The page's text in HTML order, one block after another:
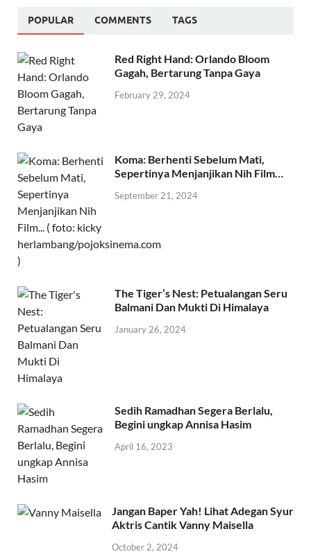
POPULAR COMMENTS TAGS
Red Right Hand: Orlando Bloom
Gagah, Bertarung Tanpa Gaya
February 29, 2024
Koma: Berhenti Sebelum Mati,
Sepertinya Menjanjikan Nih Film…
September 21, 2024
The Tiger’s Nest: Petualangan Seru
Balmani Dan Mukti Di Himalaya
January 26, 2024
Sedih Ramadhan Segera Berlalu,
Begini ungkap Annisa Hasim
April 16, 2023
Jangan Baper Yah! Lihat Adegan Syur
Aktris Cantik Vanny Maisella
October 2, 2024